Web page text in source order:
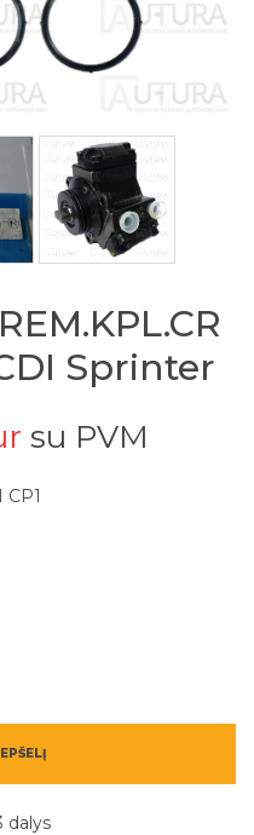
Sprinter
su PVM
dalys